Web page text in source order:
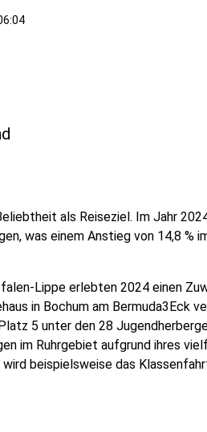
als Reiseziel. Im Jahr
was einem Anstieg von 14,8 %
Lippe erlebten 2024 einen
in Bochum am Bermuda3Eck
5 unter den 28
im Ruhrgebiet aufgrund ihres
beispielsweise das